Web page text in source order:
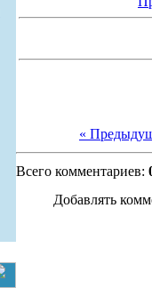
«
Всего комментариев:
Добавлять